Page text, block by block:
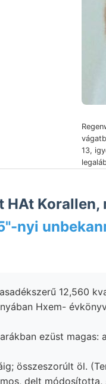
13,
Korallen,
ezüst magas:
összeszorúlt öl.